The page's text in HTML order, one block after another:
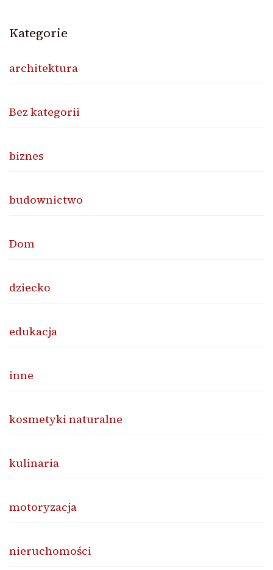
Kategorie
architektura
Bez kategorii
biznes
budownictwo
Dom
dziecko
edukacja
inne
kosmetyki naturalne
kulinaria
motoryzacja
nieruchomości